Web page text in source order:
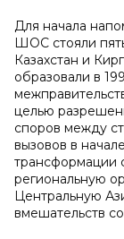
Для начала
ШОС стояли
Казахстан и
образовали в
целью
споров между
вызовов в
трансформации
региональную
Центральную
вмешательств